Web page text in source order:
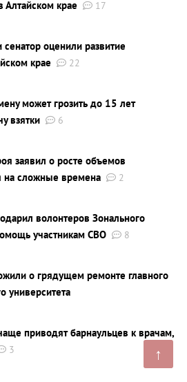
↑
Алтайском крае
17
оценили развитие
крае
22
может грозить до 15 лет
взятки
6
заявил о росте объемов
на сложные времена
2
волонтеров Зонального
участникам СВО
8
о грядущем ремонте главного
университета
приводят барнаульцев к врачам,
3